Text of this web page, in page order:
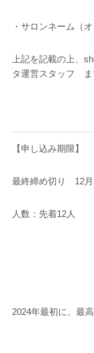
・サロンネーム（
上記を記載の上、
タ運営スタッフ ま
【申し込み期限】
最終締め切り 12月
人数：先着12人
2024年最初に、最